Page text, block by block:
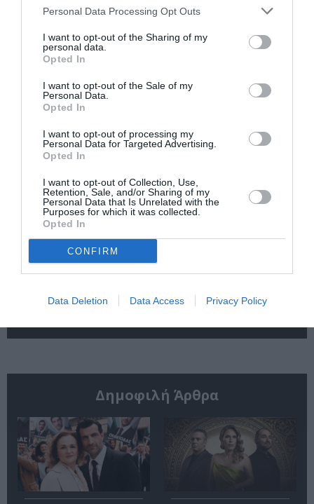
Personal Data Processing Opt Outs
I want to opt-out of the Sharing of my
personal data.
Opted In
I want to opt-out of the Sale of my
Personal Data.
Opted In
I want to opt-out of processing my
Personal Data for Targeted Advertising.
Opted In
I want to opt-out of Collection, Use,
Retention, Sale, and/or Sharing of my
Personal Data that Is Unrelated with the
Purposes for which it was collected.
Opted In
CONFIRM
Data Deletion Data Access Privacy Policy
Η μακρά λίστα με
τις υποψηφιότητες
Booker 2026
Έκθεση Βιβλίου
«Παρεμποδίζοντας
την αποστασία,
Παρουσίαση του
βιβλίου στο
Παρουσίαση του
βιβλίου στα Public
Δημοφιλή Άρθρα